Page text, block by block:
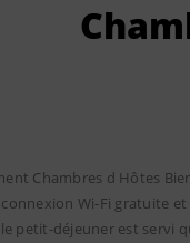
Chambres d Hôtes
Wi-Fi gratuite
petit-déjeuner est servi